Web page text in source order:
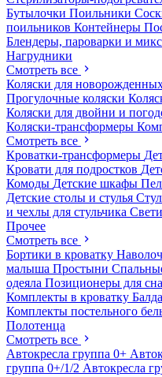
Бутылочки Поильники
поильников Контейнеры
Блендеры, пароварки и
Нагрудники
Смотреть все
Коляски для
Прогулочные коляски
Коляски для двойни и
Коляски-трансформеры
Смотреть все
Кроватки-трансформеры
Кровати для подростков
Комоды Детские шкафы
Детские столы и стулья
и чехлы для стульчика
Прочее
Смотреть все
Бортики в кроватку
малыша Простыни
одеяла Позиционеры для сна
Комплекты в кроватку
Комплекты постельного
Полотенца
Смотреть все
Автокресла группа 0+
группа 0+/1/2 Автокресла